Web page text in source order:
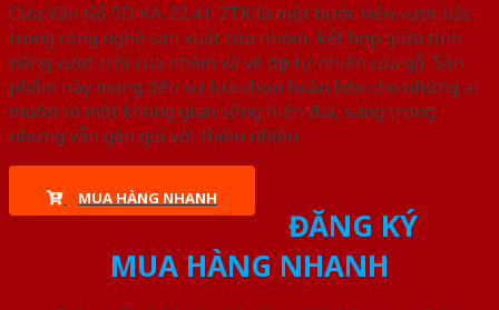
Cửa Vân Gỗ 5D KA-22.41-2TK là một bước tiến vượt bậc
trong công nghệ sản xuất cửa nhôm, kết hợp giữa tính
năng vượt trội của nhôm và vẻ đẹp tự nhiên của gỗ. Sản
phẩm này mang đến sự lựa chọn hoàn hảo cho những ai
muốn có một không gian sống hiện đại, sang trọng
nhưng vẫn gần gũi với thiên nhiên.
MUA HÀNG NHANH
ĐĂNG KÝ
MUA HÀNG NHANH